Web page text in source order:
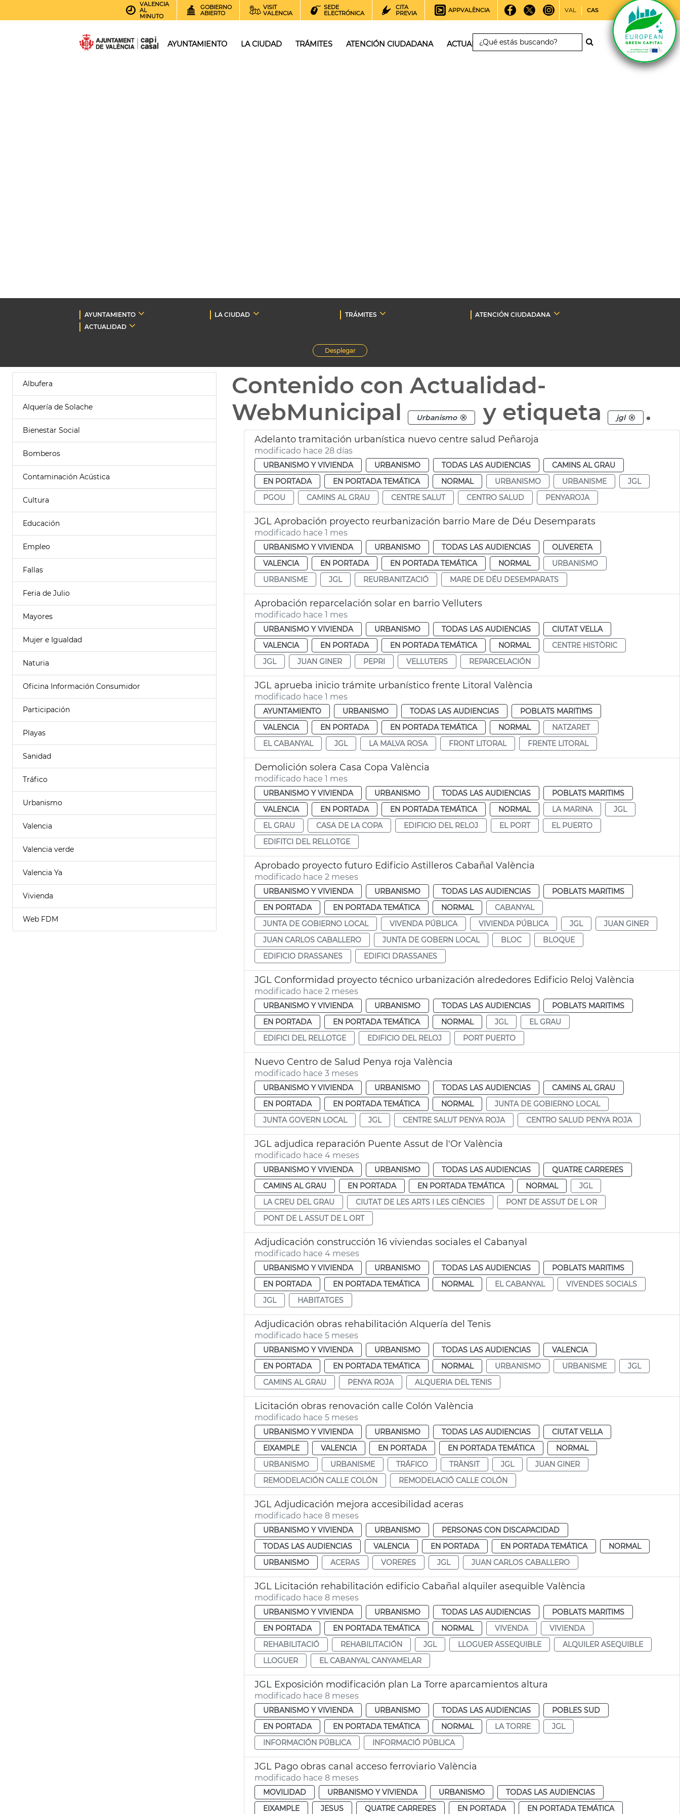
VALENCIA
AL
MINUTO
GOBIERNO
ABIERTO
VISIT
VALENCIA
SEDE
ELECTRÓNICA
CITA
PREVIA
APPVALÈNCIA VAL CAS
AYUNTAMIENTO LA CIUDAD TRÁMITES ATENCIÓN CIUDADANA ACTUALIDAD
AYUNTAMIENTO LA CIUDAD TRÁMITES
ATENCIÓN CIUDADANA
ACTUALIDAD
Desplegar
Albufera
Alquería de Solache
Bienestar Social
Bomberos
Contaminación Acústica
Cultura
Educación
Empleo
Fallas
Feria de Julio
Mayores
Mujer e Igualdad
Naturia
Oficina Información Consumidor
Participación
Playas
Sanidad
Tráfico
Urbanismo
Valencia
Valencia verde
Valencia Ya
Vivienda
Web FDM
Contenido con Actualidad-
WebMunicipal
Urbanismo y etiqueta jgl .
Adelanto tramitación urbanística nuevo centre salud Peñaroja
modificado hace 28 días
URBANISMO Y VIVIENDA URBANISMO TODAS LAS AUDIENCIAS
CAMINS AL GRAU
EN PORTADA
EN PORTADA TEMÁTICA NORMAL URBANISMO URBANISME
JGL
PGOU
CAMINS AL GRAU CENTRE SALUT CENTRO SALUD PENYAROJA
JGL Aprobación proyecto reurbanización barrio Mare de Déu Desemparats
modificado hace 1 mes
URBANISMO Y VIVIENDA URBANISMO TODAS LAS AUDIENCIAS
OLIVERETA
VALENCIA
EN PORTADA EN PORTADA TEMÁTICA NORMAL
URBANISMO
URBANISME
JGL REURBANITZACIÓ MARE DE DÉU DESEMPARATS
Aprobación reparcelación solar en barrio Velluters
modificado hace 1 mes
URBANISMO Y VIVIENDA URBANISMO TODAS LAS AUDIENCIAS
CIUTAT VELLA
VALENCIA
EN PORTADA EN PORTADA TEMÁTICA NORMAL
CENTRE HISTÒRIC
JGL
JUAN GINER PEPRI VELLUTERS REPARCELACIÓN
JGL aprueba inicio trámite urbanístico frente Litoral València
modificado hace 1 mes
AYUNTAMIENTO URBANISMO TODAS LAS AUDIENCIAS
POBLATS MARITIMS
VALENCIA
EN PORTADA EN PORTADA TEMÁTICA NORMAL
NATZARET
EL CABANYAL
JGL LA MALVA ROSA FRONT LITORAL FRENTE LITORAL
Demolición solera Casa Copa València
modificado hace 1 mes
URBANISMO Y VIVIENDA URBANISMO TODAS LAS AUDIENCIAS
POBLATS MARITIMS
VALENCIA
EN PORTADA EN PORTADA TEMÁTICA NORMAL LA MARINA
JGL
EL GRAU
CASA DE LA COPA EDIFICIO DEL RELOJ EL PORT
EL PUERTO
EDIFITCI DEL RELLOTGE
Aprobado proyecto futuro Edificio Astilleros Cabañal València
modificado hace 2 meses
URBANISMO Y VIVIENDA URBANISMO TODAS LAS AUDIENCIAS
POBLATS MARITIMS
EN PORTADA
EN PORTADA TEMÁTICA NORMAL
CABANYAL
JUNTA DE GOBIERNO LOCAL
VIVENDA PÚBLICA VIVIENDA PÚBLICA JGL
JUAN GINER
JUAN CARLOS CABALLERO
JUNTA DE GOBERN LOCAL BLOC
BLOQUE
EDIFICIO DRASSANES
EDIFICI DRASSANES
JGL Conformidad proyecto técnico urbanización alrededores Edificio Reloj València
modificado hace 2 meses
URBANISMO Y VIVIENDA URBANISMO TODAS LAS AUDIENCIAS
POBLATS MARITIMS
EN PORTADA
EN PORTADA TEMÁTICA NORMAL JGL
EL GRAU
EDIFICI DEL RELLOTGE
EDIFICIO DEL RELOJ PORT PUERTO
Nuevo Centro de Salud Penya roja València
modificado hace 3 meses
URBANISMO Y VIVIENDA URBANISMO TODAS LAS AUDIENCIAS
CAMINS AL GRAU
EN PORTADA
EN PORTADA TEMÁTICA NORMAL
JUNTA DE GOBIERNO LOCAL
JUNTA GOVERN LOCAL
JGL CENTRE SALUT PENYA ROJA CENTRO SALUD PENYA ROJA
JGL adjudica reparación Puente Assut de l'Or València
modificado hace 4 meses
URBANISMO Y VIVIENDA URBANISMO TODAS LAS AUDIENCIAS
QUATRE CARRERES
CAMINS AL GRAU
EN PORTADA EN PORTADA TEMÁTICA NORMAL
JGL
LA CREU DEL GRAU
CIUTAT DE LES ARTS I LES CIÈNCIES
PONT DE ASSUT DE L OR
PONT DE L ASSUT DE L ORT
Adjudicación construcción 16 viviendas sociales el Cabanyal
modificado hace 4 meses
URBANISMO Y VIVIENDA URBANISMO TODAS LAS AUDIENCIAS
POBLATS MARITIMS
EN PORTADA
EN PORTADA TEMÁTICA NORMAL EL CABANYAL
VIVENDES SOCIALS
JGL
HABITATGES
Adjudicación obras rehabilitación Alquería del Tenis
modificado hace 5 meses
URBANISMO Y VIVIENDA URBANISMO TODAS LAS AUDIENCIAS
VALENCIA
EN PORTADA
EN PORTADA TEMÁTICA NORMAL URBANISMO URBANISME
JGL
CAMINS AL GRAU
PENYA ROJA ALQUERIA DEL TENIS
Licitación obras renovación calle Colón València
modificado hace 5 meses
URBANISMO Y VIVIENDA URBANISMO TODAS LAS AUDIENCIAS
CIUTAT VELLA
EIXAMPLE
VALENCIA EN PORTADA EN PORTADA TEMÁTICA
NORMAL
URBANISMO
URBANISME TRÁFICO TRÀNSIT JGL
JUAN GINER
REMODELACIÓN CALLE COLÓN
REMODELACIÓ CALLE COLÓN
JGL Adjudicación mejora accesibilidad aceras
modificado hace 8 meses
URBANISMO Y VIVIENDA URBANISMO
PERSONAS CON DISCAPACIDAD
TODAS LAS AUDIENCIAS
VALENCIA EN PORTADA EN PORTADA TEMÁTICA
NORMAL
URBANISMO
ACERAS VORERES JGL JUAN CARLOS CABALLERO
JGL Licitación rehabilitación edificio Cabañal alquiler asequible València
modificado hace 8 meses
URBANISMO Y VIVIENDA URBANISMO TODAS LAS AUDIENCIAS
POBLATS MARITIMS
EN PORTADA
EN PORTADA TEMÁTICA NORMAL VIVENDA
VIVIENDA
REHABILITACIÓ
REHABILITACIÓN JGL LLOGUER ASSEQUIBLE
ALQUILER ASEQUIBLE
LLOGUER
EL CABANYAL CANYAMELAR
JGL Exposición modificación plan La Torre aparcamientos altura
modificado hace 8 meses
URBANISMO Y VIVIENDA URBANISMO TODAS LAS AUDIENCIAS
POBLES SUD
EN PORTADA
EN PORTADA TEMÁTICA NORMAL LA TORRE
JGL
INFORMACIÓN PÚBLICA
INFORMACIÓ PÚBLICA
JGL Pago obras canal acceso ferroviario València
modificado hace 8 meses
MOVILIDAD URBANISMO Y VIVIENDA URBANISMO
TODAS LAS AUDIENCIAS
EIXAMPLE
JESUS QUATRE CARRERES EN PORTADA EN PORTADA TEMÁTICA